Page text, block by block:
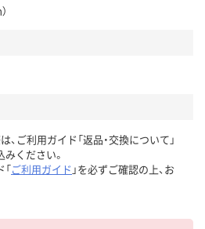
、ご利用ガイド「返品・交換について」
ください。
ご利用ガイド 」を必ずご確認の上、お